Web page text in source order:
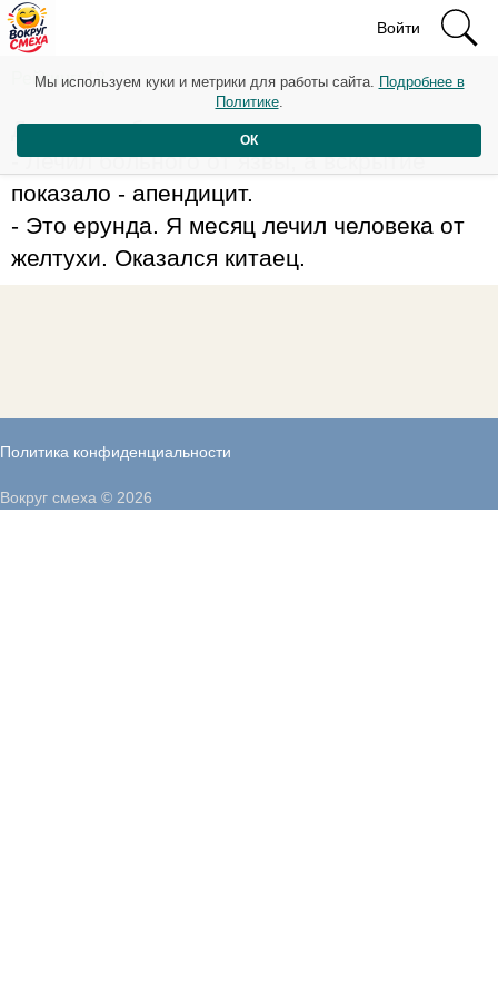
Войти
Рейтинг: 18
Два врача беседуют:
- Лечил больного от язвы, а вскрытие
показало - апендицит.
- Это ерунда. Я месяц лечил человека от
желтухи. Оказался китаец.
Политика конфиденциальности
Мы используем куки и метрики для работы сайта. Подробнее в
Политике.
ОК
Вокруг смеха © 2026